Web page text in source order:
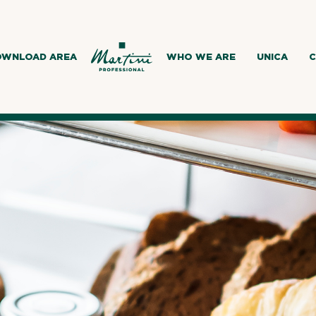
AREA WHO WE ARE UNICA